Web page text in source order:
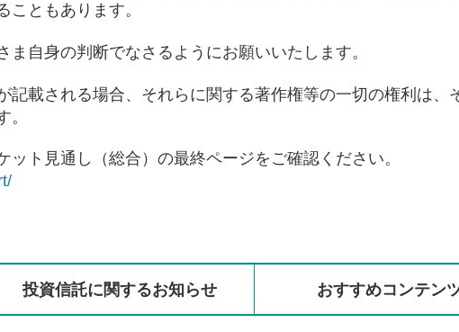
こともあります。
自身の判断でなさるようにお願いいたします。
記載される場合、それらに関する著作権等の一切の権利は、
。
ト見通し（総合）の最終ページをご確認ください。
投資信託に関するお知らせ おすすめコンテン